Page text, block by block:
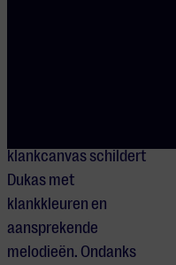
klankcanvas schildert
Dukas met
klankkleuren en
aansprekende
melodieën. Ondanks